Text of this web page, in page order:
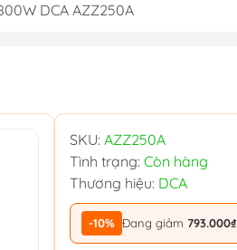
DCA AZZ250A
SKU: AZZ250A
Tình trạng: Còn hàng
Thương hiệu: DCA
-10% Đang giảm 793.000₫